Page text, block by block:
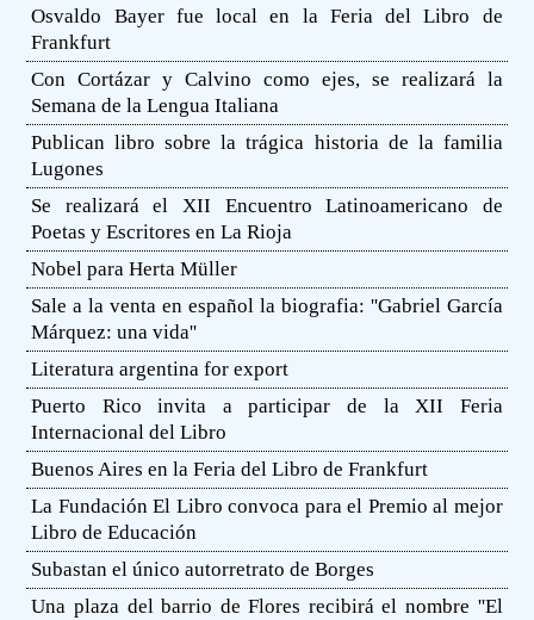
Osvaldo Bayer fue local en la Feria del Libro de
Frankfurt
Con Cortázar y Calvino como ejes, se realizará la
Semana de la Lengua Italiana
Publican libro sobre la trágica historia de la familia
Lugones
Se realizará el XII Encuentro Latinoamericano de
Poetas y Escritores en La Rioja
Nobel para Herta Müller
Sale a la venta en español la biografia: ''Gabriel García
Márquez: una vida''
Literatura argentina for export
Puerto Rico invita a participar de la XII Feria
Internacional del Libro
Buenos Aires en la Feria del Libro de Frankfurt
La Fundación El Libro convoca para el Premio al mejor
Libro de Educación
Subastan el único autorretrato de Borges
Una plaza del barrio de Flores recibirá el nombre ''El